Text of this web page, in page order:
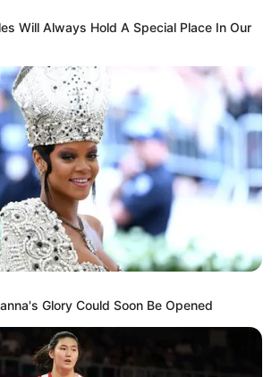
Will Always Hold A Special Place In Our
Glory Could Soon Be Opened